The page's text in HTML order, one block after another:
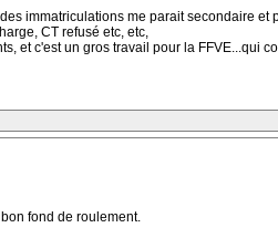
immatriculations me parait secondaire et
CT refusé etc, etc,
et c'est un gros travail pour la FFVE...qui
fond de roulement.